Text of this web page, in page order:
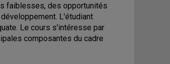
faiblesses, des opportunités
L'étudiant
Le cours s'intéresse par
composantes du cadre